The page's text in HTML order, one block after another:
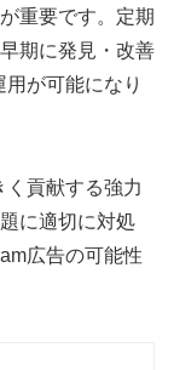
重要です。定期
期に発見・改善
が可能になり
く貢献する強力
に適切に対処
広告の可能性